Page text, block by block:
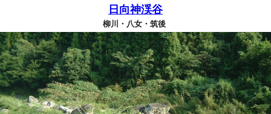
日向神渓谷
柳川・八女・筑後